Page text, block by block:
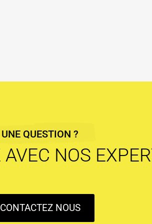
UNE QUESTION ?
NOS
CONTACTEZ NOUS